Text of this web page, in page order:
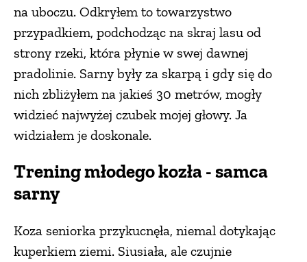
na uboczu. Odkryłem to towarzystwo
przypadkiem, podchodząc na skraj lasu od
strony rzeki, która płynie w swej dawnej
pradolinie. Sarny były za skarpą i gdy się do
nich zbliżyłem na jakieś 30 metrów, mogły
widzieć najwyżej czubek mojej głowy. Ja
widziałem je doskonale.
Trening młodego kozła - samca
sarny
Koza seniorka przykucnęła, niemal dotykając
kuperkiem ziemi. Siusiała, ale czujnie